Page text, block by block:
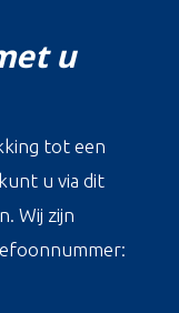
u
tot een
u via dit
Wij zijn